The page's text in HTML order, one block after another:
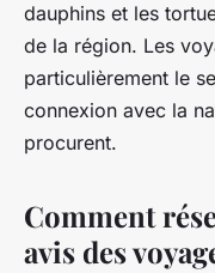
dauphins et les
de la région. Les
particulièrement le
connexion avec la
procurent.
Comment
avis des